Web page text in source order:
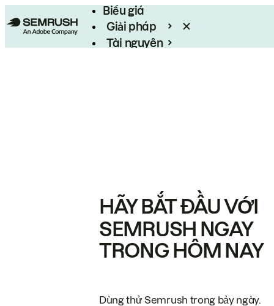
Biểu giá
Giải pháp
Tài nguyên
HÃY BẮT ĐẦU VỚI
SEMRUSH NGAY
TRONG HÔM NAY
Dùng thử Semrush trong bảy ngày.